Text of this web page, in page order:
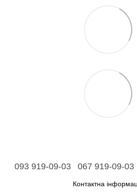
093 919-09-03 067 919-09-03
Контактна